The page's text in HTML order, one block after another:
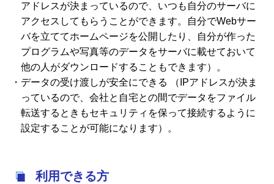
アドレスが決まっているので、いつも自分のサーバに
アクセスしてもらうことができます。自分でWebサー
バを立ててホームページを公開したり、自分が作った
プログラムや写真等のデータをサーバに載せておいて
他の人がダウンロードすることもできます）。
データの受け渡しが安全にできる （IPアドレスが決ま
っているので、会社と自宅との間でデータをファイル
転送するときもセキュリティを保って接続するように
設定することが可能になります）。
利用できる方